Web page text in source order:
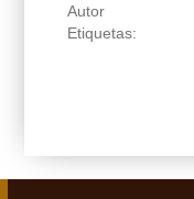
Autor
Etiquetas: